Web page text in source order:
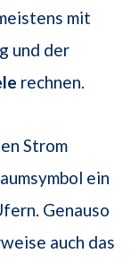
mit
und der
rechnen.
Strom
ein
Genauso
auch das